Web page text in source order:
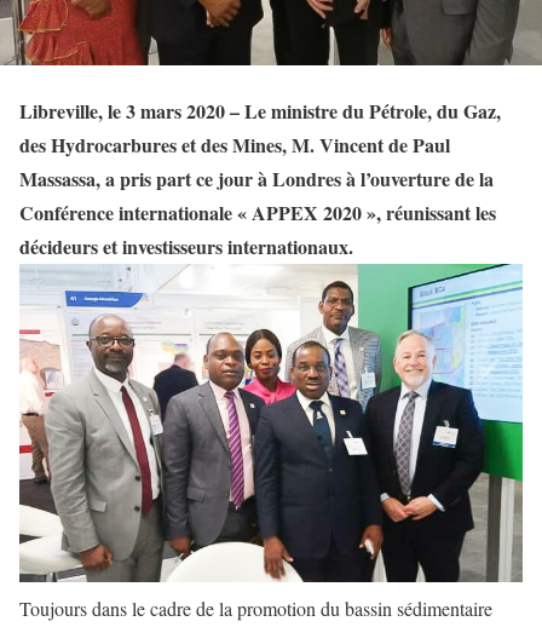
Libreville, le 3 mars 2020 – Le ministre du Pétrole, du Gaz,
des Hydrocarbures et des Mines, M. Vincent de Paul
Massassa, a pris part ce jour à Londres à l’ouverture de la
Conférence internationale « APPEX 2020 », réunissant les
décideurs et investisseurs internationaux.
Toujours dans le cadre de la promotion du bassin sédimentaire